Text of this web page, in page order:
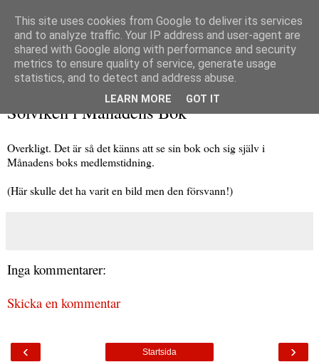
Solviken i Månadens Bok
Overkligt. Det är så det känns att se sin bok och sig själv i
Månadens boks medlemstidning.
(Här skulle det ha varit en bild men den försvann!)
Inga kommentarer:
Skicka en kommentar
‹ ›
Startsida
This site uses cookies from Google to deliver its services
and to analyze traffic. Your IP address and user-agent are
shared with Google along with performance and security
metrics to ensure quality of service, generate usage
statistics, and to detect and address abuse.
LEARN MORE GOT IT